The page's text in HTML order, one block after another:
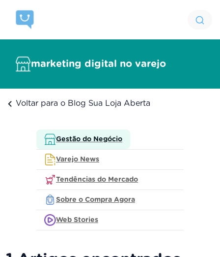
marketing digital no varejo
Voltar para o Blog Sua Loja Aberta
Gestão do Negócio
Varejo News
Tendências do Mercado
Sobre o Compra Agora
Web Stories